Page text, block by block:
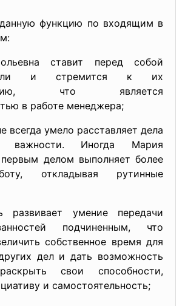
функцию по входящим в
ставит перед собой
и стремится к их
что является
в работе менеджера;
всегда умело расставляет дела
важности. Иногда Мария
первым делом выполняет более
откладывая рутинные
развивает умение передачи
подчиненным, что
собственное время для
дел и дать возможность
свои способности,
и самостоятельность;